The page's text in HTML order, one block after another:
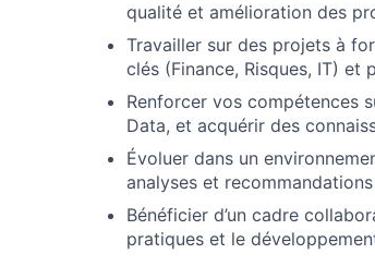
qualité et amélioration des
Travailler sur des projets à
clés (Finance, Risques, IT)
Renforcer vos compétences
Data, et acquérir des
Évoluer dans un
analyses et
Bénéficier d’un cadre
pratiques et le